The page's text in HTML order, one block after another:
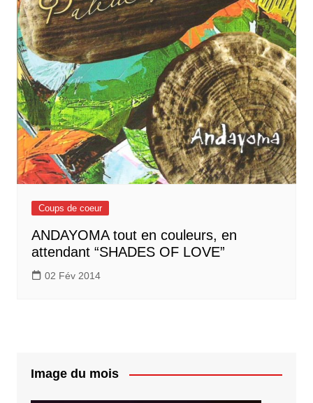
Coups de coeur
ANDAYOMA tout en couleurs, en
attendant “SHADES OF LOVE”
02 Fév 2014
Image du mois